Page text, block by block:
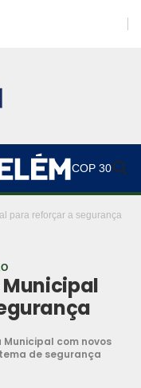
COP 30
para reforçar a segurança
Municipal
com novos
de segurança